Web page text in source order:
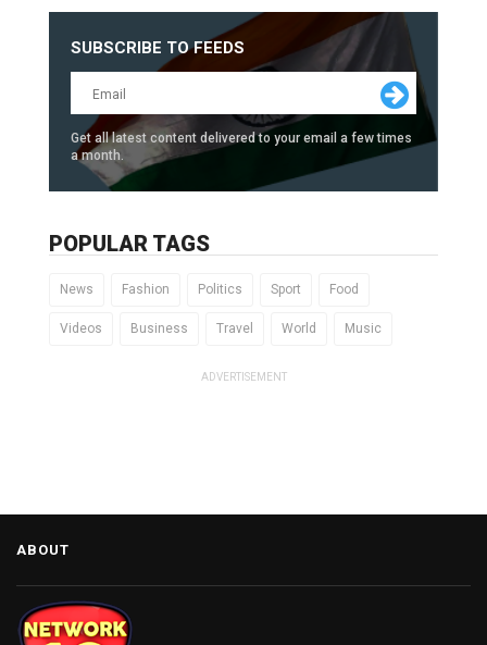
SUBSCRIBE TO FEEDS
Get all latest content delivered to your email a few times
a month.
POPULAR TAGS
News Fashion Politics Sport Food
Videos Business Travel World Music
ADVERTISEMENT
ABOUT